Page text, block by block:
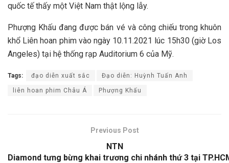
quốc tế thấy một Việt Nam thật lộng lẫy.
Phượng Khấu đang được bán vé và công chiếu trong khuôn
khổ Liên hoan phim vào ngày 10.11.2021 lúc 15h30 (giờ Los
Angeles) tại hệ thống rạp Auditorium 6 của Mỹ.
Tags: đạo diễn xuất sắc Đạo diễn: Huỳnh Tuấn Anh
liên hoan phim Châu Á Phượng Khấu
Previous Post
NTN
Diamond tưng bừng khai trương chi nhánh thứ 3 tại